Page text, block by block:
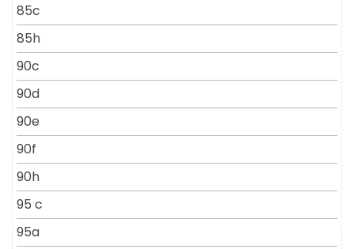
85c
85h
90c
90d
90e
90f
90h
95 c
95a